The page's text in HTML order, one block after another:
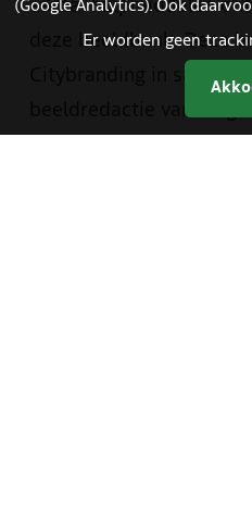
aantal hulpmiddelen
deze beeldbank. Deze
Citybranding in
beeldredactie van de
(Google Analytics). Ook
Er worden geen